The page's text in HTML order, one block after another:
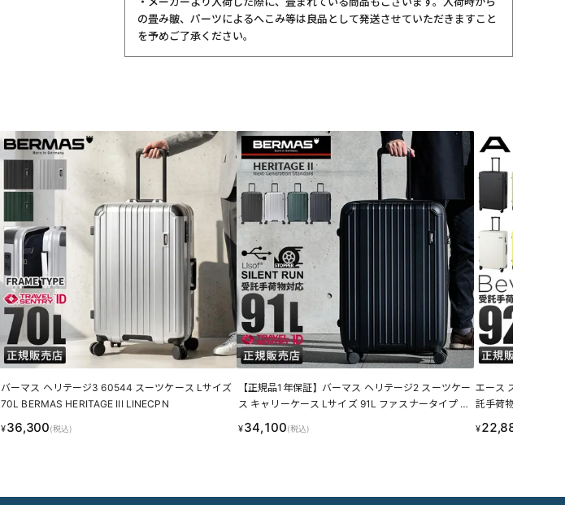
の畳み皺、パーツによるへこみ等は良品として発送させていただきますこと
を予めご了承ください。
バーマス ヘリテージ3 60544 スーツケース Lサイズ
70L BERMAS HERITAGE III LINECPN
¥36,300(税込)
【正規品1年保証】バーマス ヘリテージ2 スーツケー
ス キャリーケース Lサイズ 91L ファスナータイプ 無
料受託手荷物 USBポート BERMAS HERITAGE2 605
32 LINECPN
¥34,100(税込)
エース スーツケー
託手荷物 ドリンク
ース ベベル ACE
¥22,880